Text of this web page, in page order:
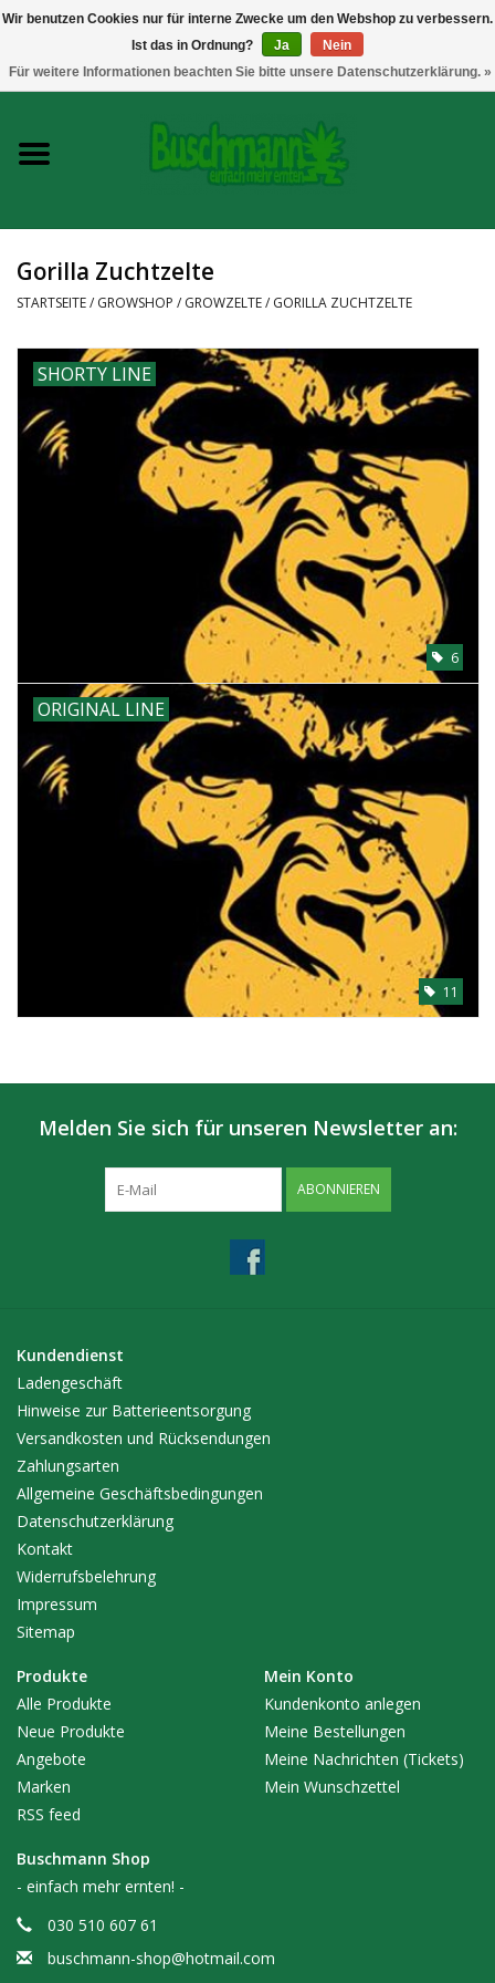
Growshop
Messtechnik
Headshop
Vaporizer
CBD und Hanfextrakte
Gorilla Zuchtzelte
STARTSEITE/ GROWSHOP / GROWZELTE/ GORILLA ZUCHTZELTE
SHORTY LINE
6
ORIGINAL LINE
11
Melden Sie sich für unseren Newsletter an:
ABONNIEREN
Kundendienst
Ladengeschäft
Hinweise zur Batterieentsorgung
Versandkosten und Rücksendungen
Zahlungsarten
Allgemeine Geschäftsbedingungen
Datenschutzerklärung
Kontakt
Widerrufsbelehrung
Impressum
Sitemap
Produkte
Alle Produkte
Neue Produkte
Angebote
Marken
RSS feed
Mein Konto
Kundenkonto anlegen
Meine Bestellungen
Meine Nachrichten (Tickets)
Mein Wunschzettel
Buschmann Shop
- einfach mehr ernten! -
030 510 607 61
buschmann-shop@hotmail.com
Wir benutzen Cookies nur für interne Zwecke um den Webshop zu verbessern.
Ist das in Ordnung?
Ja
Nein
Für weitere Informationen beachten Sie bitte unsere Datenschutzerklärung. »